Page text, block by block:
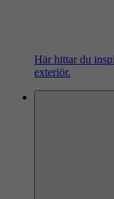
Här hittar du
exteriör.